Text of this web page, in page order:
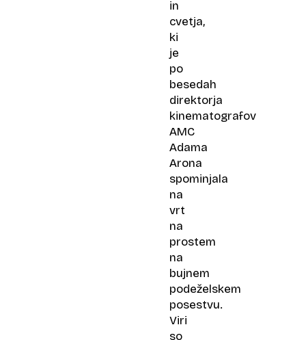
in
cvetja,
ki
je
po
besedah
direktorja
kinematografov
AMC
Adama
Arona
spominjala
na
vrt
na
prostem
na
bujnem
podeželskem
posestvu.
Viri
so